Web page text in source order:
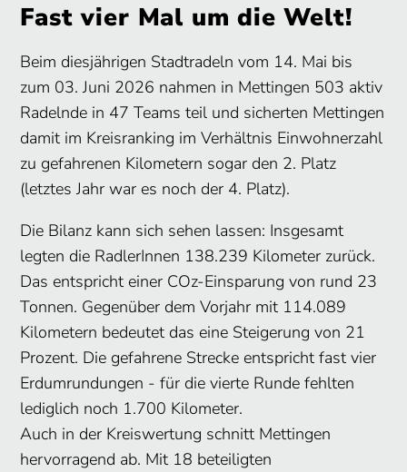
Fast vier Mal um die Welt!
Beim diesjährigen Stadtradeln vom 14. Mai bis
zum 03. Juni 2026 nahmen in Mettingen 503 aktiv
Radelnde in 47 Teams teil und sicherten Mettingen
damit im Kreisranking im Verhältnis Einwohnerzahl
zu gefahrenen Kilometern sogar den 2. Platz
(letztes Jahr war es noch der 4. Platz).
Die Bilanz kann sich sehen lassen: Insgesamt
legten die RadlerInnen 138.239 Kilometer zurück.
Das entspricht einer COz-Einsparung von rund 23
Tonnen. Gegenüber dem Vorjahr mit 114.089
Kilometern bedeutet das eine Steigerung von 21
Prozent. Die gefahrene Strecke entspricht fast vier
Erdumrundungen - für die vierte Runde fehlten
lediglich noch 1.700 Kilometer.
Auch in der Kreiswertung schnitt Mettingen
hervorragend ab. Mit 18 beteiligten